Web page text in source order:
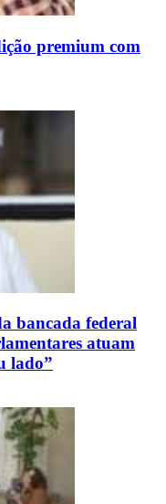
premium com
bancada federal
atuam
lado”